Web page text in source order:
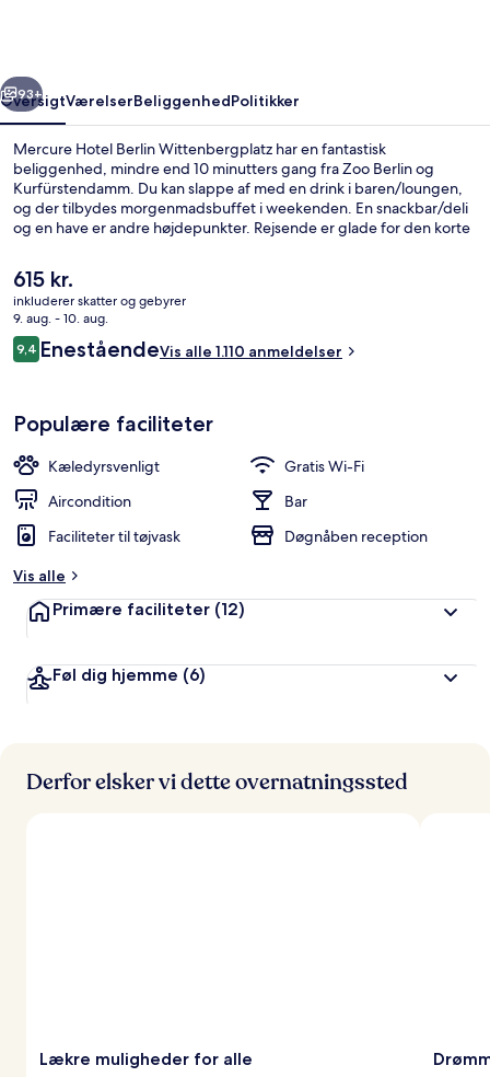
Næste
93+
OversigtVærelserBeliggenhedPolitikker
Mercure Hotel Berlin Wittenbergplatz har en fantastisk
beliggenhed, mindre end 10 minutters gang fra Zoo Berlin og
Kurfürstendamm. Du kan slappe af med en drink i baren/loungen,
og der tilbydes morgenmadsbuffet i weekenden. En snackbar/deli
og en have er andre højdepunkter. Rejsende er glade for den korte
derfra og Augsburger Strasse U-Bahn ligger 7 minutter væk.
Den
nuværende
pris
er
615 kr.
615 kr.
inkluderer skatter og gebyrer
9. aug. - 10. aug.
Anmeldelser
9,49,4 ud af 10.
EneståendeVis alle 1.110 anmeldelser
Populære faciliteter
Kæledyrsvenligt
Gratis Wi-Fi
Aircondition
Bar
Faciliteter til tøjvask
Døgnåben reception
Vis alle
Primære faciliteter (12)
Føl dig hjemme (6)
Derfor elsker vi dette overnatningssted
Lækre muligheder for alle